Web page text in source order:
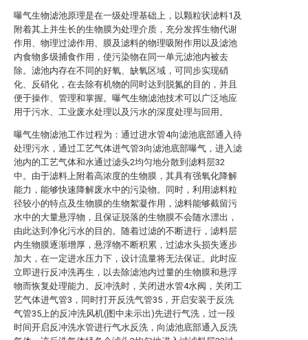
曝气生物滤池原理是在一级处理基础上，以颗粒状滤料1及
附着其上并生长的生物膜为处理介质，充分发挥生物代谢
作用、物理过滤作用、膜及滤料的物理吸附作用以及滤池
内食物多级捕食作用，使污染物在同一单元滤池内被去
除。滤池内存在不同的好氧、缺氧区域，可同步实现硝
化、反硝化，在去除有机物的同时达到脱氮的目的，并且
便于操作、管理和掌握。曝气生物滤池技术可以广泛地应
用于污水、工业废水处理以及污水的深度处理与回用。
曝气生物滤池工作过程为：通过进水管4向滤池底部通入待
处理污水，通过工艺气体进气管3向滤池底部曝气，进入滤
池内的工艺气体和水通过滤头2均匀地分散到滤料层32
中。由于滤料上附着高浓度的生物膜，其具有强氧化降解
能力，能够快速降解废水中的污染物。同时，利用滤料粒
径较小的特点及生物膜的生物絮凝作用，滤料能够截留污
水中的大量悬浮物，且保证脱落的生物膜不会随水漂出，
由此达到净化污水的目的。随着过滤的不断进行，滤料层
内生物膜逐渐增厚，悬浮物不断积累，过滤水头损失逐步
加大，在一定进水压力下，设计流量将无法保证。此时应
立即进行反冲洗再生，以去除滤池内过量的生物膜和悬浮
物而恢复处理能力。反冲洗时，关闭进水管4水阀，关闭工
艺气体进气管3，同时打开反洗气管35，开启安装于反洗
气管35上的反冲洗风机(图中未示出)先进行气洗，过一段
时间开启反冲洗水管进行气水反洗，向滤池底部通入反洗